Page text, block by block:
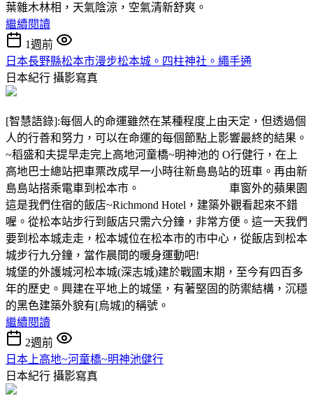
葉雜木林相，天氣陰涼，空氣清新舒爽。
繼續閱讀
1週前
日本長野縣松本市漫步松本城。四柱神社。繩手通
日本紀行 攝影寫真
[智慧語錄]:每個人的命運雖然在某種程度上由天定，但透過個
人的行善和努力，可以在命運的每個節點上影響最終的結果。
~稻盛和夫提早走完上高地河童橋~明神池的 O行健行，在上
高地巴士總站把車票改成早一小時往新島島站的班車。再由新
島島站搭乘電車到松本市。 車窗外的蘋果園
這是我們住宿的飯店~Richmond Hotel，建築外觀看起來不錯
喔。從松本站步行到飯店只需六分鐘，非常方便。這一天我們
要到松本城走走，松本城位在松本市的市中心，從飯店到松本
城步行九分鐘，當作晨間的暖身運動吧!
城堡的外護城河松本城(深志城)建於戰國末期，至今有四百多
年的歷史。興建在平地上的城堡，有著堅固的防禦結構，沉穩
的黑色建築外貌有[烏城]的稱號。
繼續閱讀
2週前
日本上高地~河童橋~明神池健行
日本紀行 攝影寫真